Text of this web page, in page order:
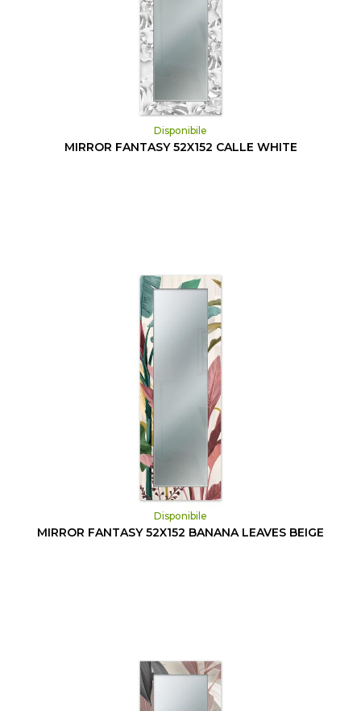
Disponibile
MIRROR FANTASY 52X152 CALLE WHITE
Disponibile
MIRROR FANTASY 52X152 BANANA LEAVES BEIGE